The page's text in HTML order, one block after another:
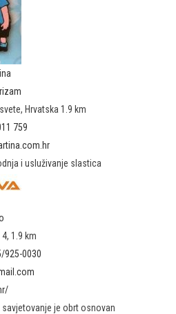
Hrvatska 1.9 km
759
i usluživanje slastica
1.9 km
925-0030
savjetovanje je obrt osnovan